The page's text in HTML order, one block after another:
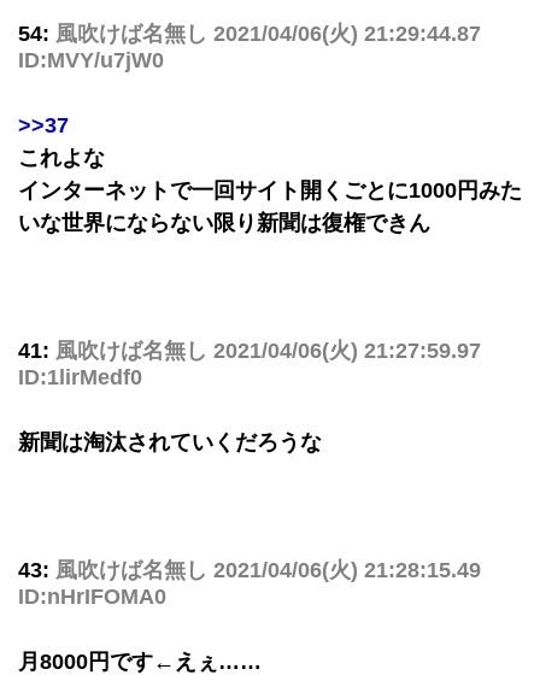
54: 風吹けば名無し 2021/04/06(火) 21:29:44.87
ID:MVY/u7jW0
>>37
これよな
インターネットで一回サイト開くごとに1000円みた
いな世界にならない限り新聞は復権できん
41: 風吹けば名無し 2021/04/06(火) 21:27:59.97
ID:1lirMedf0
新聞は淘汰されていくだろうな
43: 風吹けば名無し 2021/04/06(火) 21:28:15.49
ID:nHrIFOMA0
月8000円です←えぇ……